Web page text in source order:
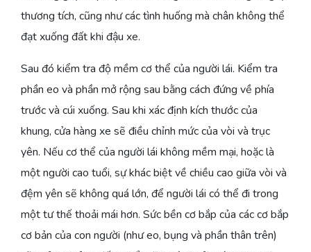
thương tích, cũng như các tình huống mà chân không thể
đạt xuống đất khi đậu xe.
Sau đó kiểm tra độ mềm cơ thể của người lái. Kiểm tra
phần eo và phần mở rộng sau bằng cách đứng về phía
trước và cúi xuống. Sau khi xác định kích thước của
khung, cửa hàng xe sẽ điều chỉnh mức của vòi và trục
yên. Nếu cơ thể của người lái không mềm mại, hoặc là
một người cao tuổi, sự khác biệt về chiều cao giữa vòi và
đệm yên sẽ không quá lớn, để người lái có thể đi trong
một tư thế thoải mái hơn. Sức bền cơ bắp của các cơ bắp
cơ bản của con người (như eo, bụng và phần thân trên)